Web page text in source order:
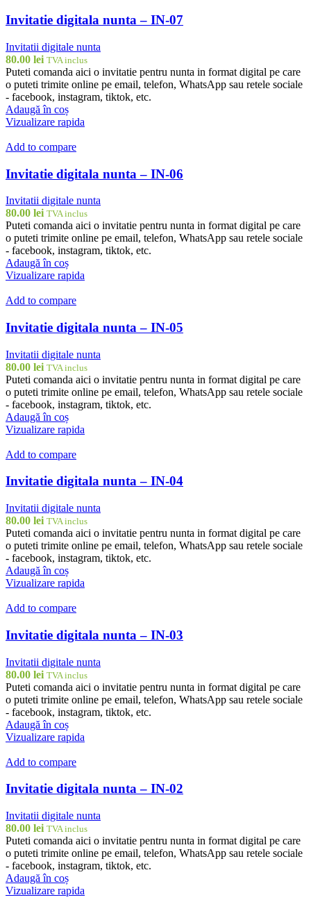
Invitatie digitala nunta – IN-07
Invitatii digitale nunta
80.00 lei TVA inclus
Puteti comanda aici o invitatie pentru nunta in format digital pe care
o puteti trimite online pe email, telefon, WhatsApp sau retele sociale
- facebook, instagram, tiktok, etc.
Adaugă în coș
Vizualizare rapida
Add to compare
Invitatie digitala nunta – IN-06
Invitatii digitale nunta
80.00 lei TVA inclus
Puteti comanda aici o invitatie pentru nunta in format digital pe care
o puteti trimite online pe email, telefon, WhatsApp sau retele sociale
- facebook, instagram, tiktok, etc.
Adaugă în coș
Vizualizare rapida
Add to compare
Invitatie digitala nunta – IN-05
Invitatii digitale nunta
80.00 lei TVA inclus
Puteti comanda aici o invitatie pentru nunta in format digital pe care
o puteti trimite online pe email, telefon, WhatsApp sau retele sociale
- facebook, instagram, tiktok, etc.
Adaugă în coș
Vizualizare rapida
Add to compare
Invitatie digitala nunta – IN-04
Invitatii digitale nunta
80.00 lei TVA inclus
Puteti comanda aici o invitatie pentru nunta in format digital pe care
o puteti trimite online pe email, telefon, WhatsApp sau retele sociale
- facebook, instagram, tiktok, etc.
Adaugă în coș
Vizualizare rapida
Add to compare
Invitatie digitala nunta – IN-03
Invitatii digitale nunta
80.00 lei TVA inclus
Puteti comanda aici o invitatie pentru nunta in format digital pe care
o puteti trimite online pe email, telefon, WhatsApp sau retele sociale
- facebook, instagram, tiktok, etc.
Adaugă în coș
Vizualizare rapida
Add to compare
Invitatie digitala nunta – IN-02
Invitatii digitale nunta
80.00 lei TVA inclus
Puteti comanda aici o invitatie pentru nunta in format digital pe care
o puteti trimite online pe email, telefon, WhatsApp sau retele sociale
- facebook, instagram, tiktok, etc.
Adaugă în coș
Vizualizare rapida